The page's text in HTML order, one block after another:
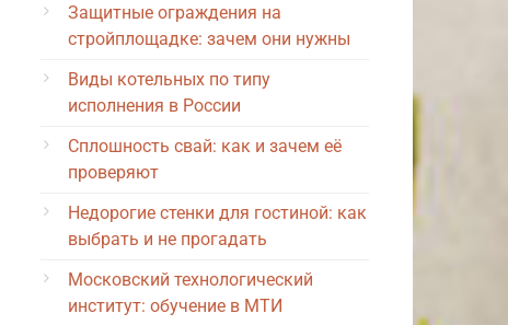
Защитные ограждения на
стройплощадке: зачем они нужны
Виды котельных по типу
исполнения в России
Сплошность свай: как и зачем её
проверяют
Недорогие стенки для гостиной: как
выбрать и не прогадать
Московский технологический
институт: обучение в МТИ